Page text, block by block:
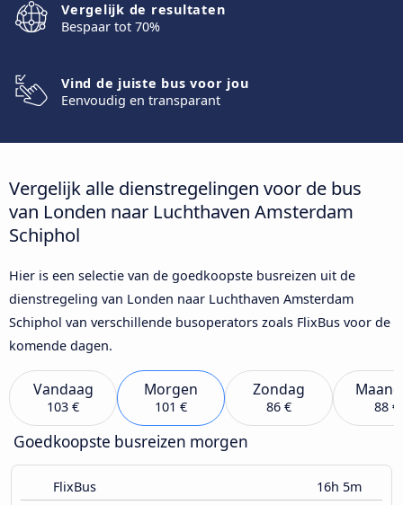
Vergelijk de resultaten
Bespaar tot 70%
Vind de juiste bus voor jou
Eenvoudig en transparant
Vergelijk alle dienstregelingen voor de bus
van Londen naar Luchthaven Amsterdam
Schiphol
Hier is een selectie van de goedkoopste busreizen uit de
dienstregeling van Londen naar Luchthaven Amsterdam
Schiphol van verschillende busoperators zoals FlixBus voor de
komende dagen.
Vandaag
103 €
Morgen
101 €
Zondag
86 € 88 €
Goedkoopste busreizen morgen
FlixBus 16h 5m